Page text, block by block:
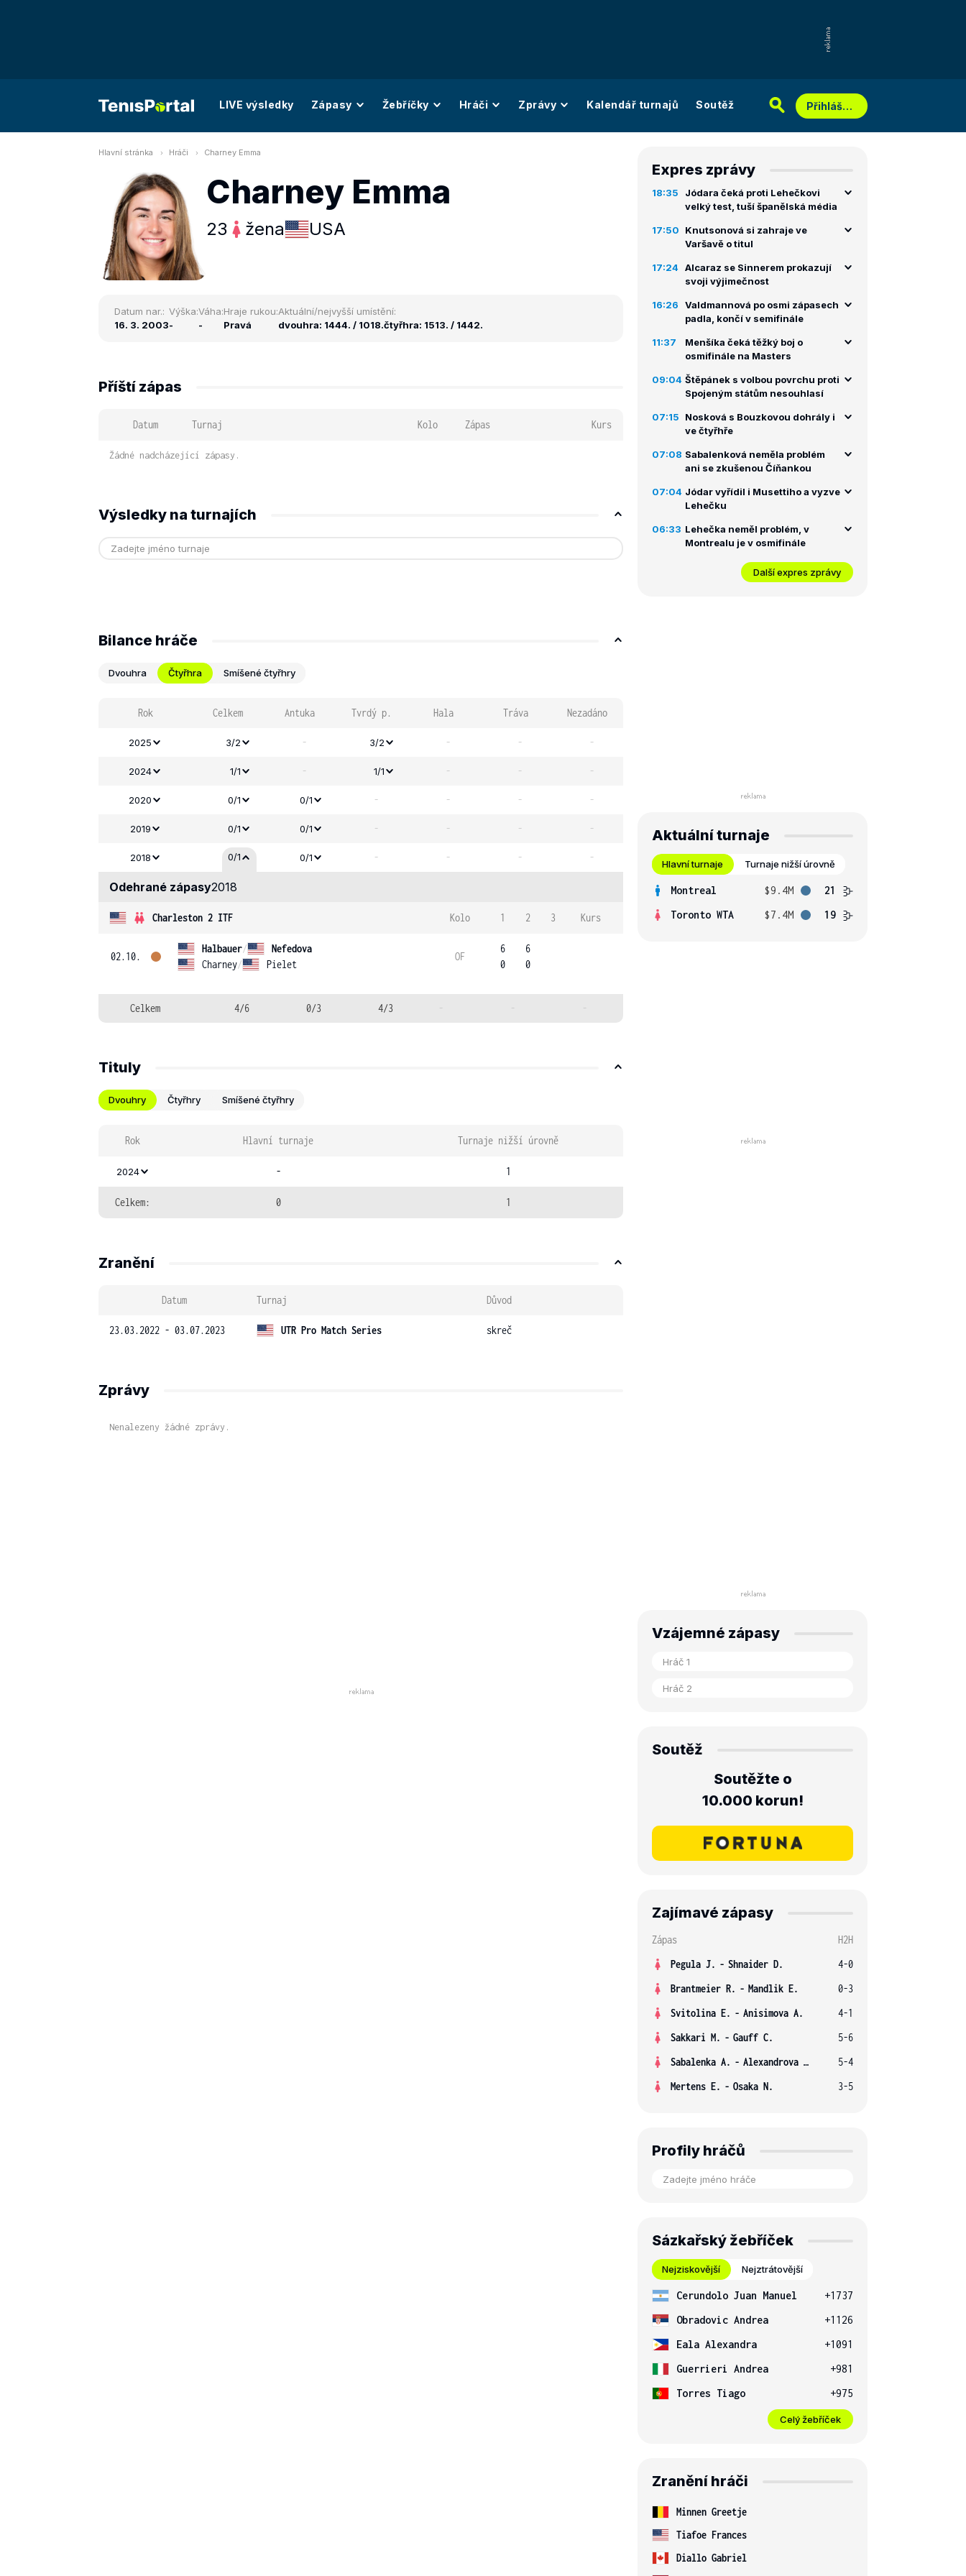
LIVE výsledky Zápasy Žebříčky Hráči Zprávy Kalendář turnajů Soutěž Přihlášení
Hlavní stránka Hráči Charney Emma
Charney Emma
23 žena USA
Datum nar.:
16. 3. 2003
Výška:
-
Váha:
-
Hraje rukou:
Pravá
Aktuální/nejvyšší umístění:
dvouhra: 1444. / 1018.čtyřhra: 1513. / 1442.
Příští zápas
Datum Turnaj Kolo Zápas Kurs
Žádné nadcházející zápasy.
Výsledky na turnajích
Bilance hráče
Dvouhra Čtyřhra Smíšené čtyřhry
Rok Celkem Antuka Tvrdý p. Hala Tráva Nezadáno
2025 3/2 - 3/2 - - -
2024 1/1 - 1/1 - - -
2020 0/1 0/1 - - - -
2019 0/1 0/1 - - - -
2018 0/1 0/1 - - - -
Odehrané zápasy2018
Charleston 2 ITF Kolo 1 2 3 Kurs
02.10.
Halbauer/
Nefedova
Charney/ Pielet
OF
6
0
6
0
Celkem 4/6 0/3 4/3 - - -
Tituly
Dvouhry Čtyřhry Smíšené čtyřhry
Rok Hlavní turnaje Turnaje nižší úrovně
2024 - 1
Celkem: 0 1
Zranění
Datum Turnaj Důvod
23.03.2022 - 03.07.2023 UTR Pro Match Series skreč
Zprávy
Nenalezeny žádné zprávy.
Expres zprávy
18:35
Jódara čeká proti Lehečkovi
velký test, tuší španělská média
17:50
Knutsonová si zahraje ve
Varšavě o titul
17:24 Alcaraz se Sinnerem prokazují
svoji výjimečnost
16:26
Valdmannová po osmi zápasech
padla, končí v semifinále
11:37
Menšíka čeká těžký boj o
osmifinále na Masters
09:04 Štěpánek s volbou povrchu proti
Spojeným státům nesouhlasí
07:15
Nosková s Bouzkovou dohrály i
ve čtyřhře
07:08 Sabalenková neměla problém
ani se zkušenou Číňankou
07:04 Jódar vyřídil i Musettiho a vyzve
Lehečku
06:33 Lehečka neměl problém, v
Montrealu je v osmifinále
Další expres zprávy
Aktuální turnaje
Hlavní turnaje Turnaje nižší úrovně
Montreal $9.4M
21
Toronto WTA
$7.4M 19
Vzájemné zápasy
Soutěž
Soutěžte o
10.000 korun!
Zajímavé zápasy
Zápas
H2H
Pegula J. - Shnaider D.
4-0
Brantmeier R. - Mandlik E.
0-3
Svitolina E. - Anisimova A.
4-1
Sakkari M. - Gauff C.
5-6
Sabalenka A. - Alexandrova E.
5-4
Mertens E. - Osaka N. 3-5
Profily hráčů
Sázkařský žebříček
Nejziskovější Nejztrátovější
Cerundolo Juan Manuel
+1737
Obradovic Andrea
+1126
Eala Alexandra
+1091
Guerrieri Andrea
+981
Torres Tiago
+975
Celý žebříček
Zranění hráči
Minnen Greetje
Tiafoe Frances
Diallo Gabriel